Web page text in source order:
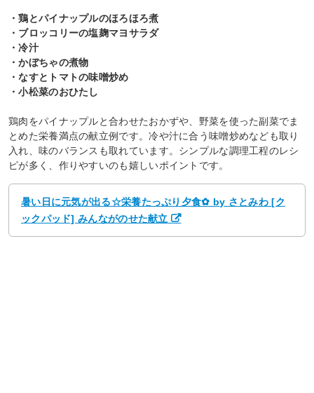
・鶏とパイナップルのほろほろ煮
・ブロッコリーの塩麹マヨサラダ
・冷汁
・かぼちゃの煮物
・なすとトマトの味噌炒め
・小松菜のおひたし
鶏肉をパイナップルと合わせたおかずや、野菜を使った副菜でま
とめた栄養満点の献立例です。冷や汁に合う味噌炒めなども取り
入れ、味のバランスも取れています。シンプルな調理工程のレシ
ピが多く、作りやすいのも嬉しいポイントです。
暑い日に元気が出る☆栄養たっぷり夕食✿ by さとみわ [ク
ックパッド] みんながのせた献立